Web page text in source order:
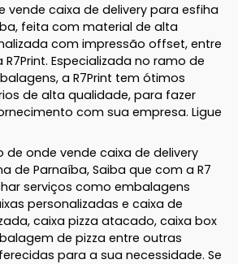
vende caixa de delivery para esfiha
feita com material de alta
com impressão offset, entre
Especializada no ramo de
a R7Print tem ótimos
de alta qualidade, para fazer
com sua empresa. Ligue
de onde vende caixa de delivery
de Parnaíba, Saiba que com a R7
serviços como embalagens
personalizadas e caixa de
caixa pizza atacado, caixa box
de pizza entre outras
para a sua necessidade. Se